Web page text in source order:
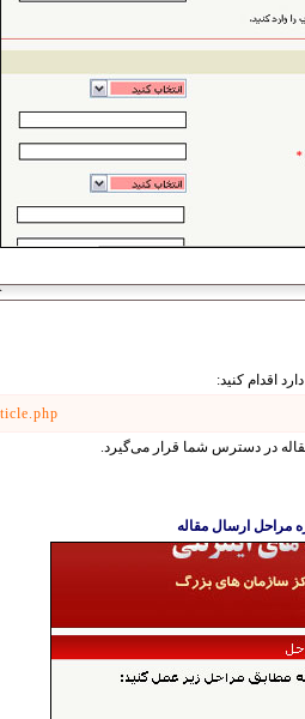
اقدام کنید:
در دسترس شما قرار می‌گیرد.
مراحل ارسال مقاله